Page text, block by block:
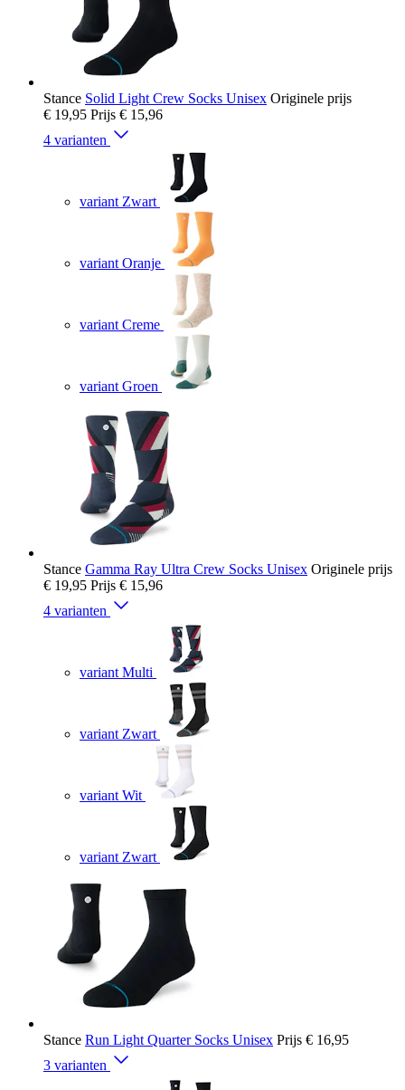
Stance Solid Light Crew Socks Unisex Originele prijs
€ 19,95 Prijs € 15,96
4 varianten
variant Zwart
variant Oranje
variant Creme
variant Groen
Stance Gamma Ray Ultra Crew Socks Unisex Originele prijs
€ 19,95 Prijs € 15,96
4 varianten
variant Multi
variant Zwart
variant Wit
variant Zwart
Stance Run Light Quarter Socks Unisex Prijs € 16,95
3 varianten